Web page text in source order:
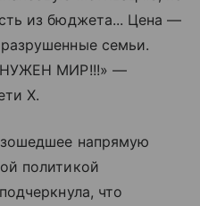
из бюджета... Цена —
семьи.
НУЖЕН МИР!!!» —
X.
напрямую
политикой
что